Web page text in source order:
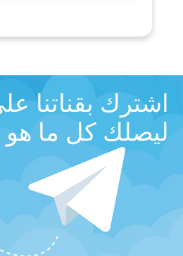
اشترك بقناتنا
ليصلك كل ما هو